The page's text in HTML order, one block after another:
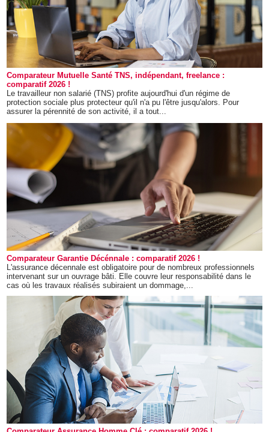
Comparateur Mutuelle Santé TNS, indépendant, freelance :
comparatif 2026 !
Le travailleur non salarié (TNS) profite aujourd'hui d'un régime de
protection sociale plus protecteur qu'il n'a pu l'être jusqu'alors. Pour
assurer la pérennité de son activité, il a tout...
Comparateur Garantie Décénnale : comparatif 2026 !
L'assurance décennale est obligatoire pour de nombreux professionnels
intervenant sur un ouvrage bâti. Elle couvre leur responsabilité dans le
cas où les travaux réalisés subiraient un dommage,...